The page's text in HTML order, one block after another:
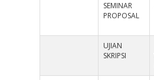
SEMINAR
PROPOSAL
UJIAN
SKRIPSI